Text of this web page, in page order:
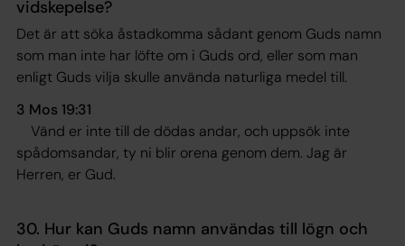
vidskepelse?
Det är att söka åstadkomma sådant genom Guds namn
som man inte har löfte om i Guds ord, eller som man
enligt Guds vilja skulle använda naturliga medel till.
3 Mos 19:31
Vänd er inte till de dödas andar, och uppsök inte
spådomsandar, ty ni blir orena genom dem. Jag är
Herren, er Gud.
30. Hur kan Guds namn användas till lögn och